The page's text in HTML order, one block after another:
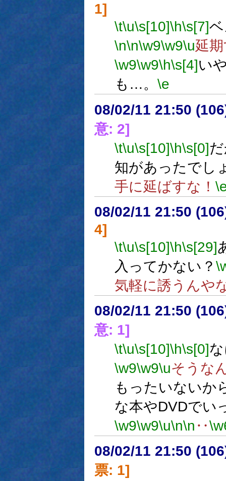
1]
\t\u\s[10]\h\s[7]
\n\n\w9\w9\u延
\w9\w9\h\s[4]い
も…。 \e
08/02/11 21:50
意: 2]
\t\u\s[10]\h\s[0]
知があったでし
手に延ばすな！
08/02/11 21:50
4]
\t\u\s[10]\h\s[29]
入ってかない？
気軽に誘うんや
08/02/11 21:50
意: 1]
\t\u\s[10]\h\s[0]
\w9\w9\uそうな
もったいないか
な本やDVDでい
\w9\w9\u\n\n ‥
08/02/11 21:50
票: 1]